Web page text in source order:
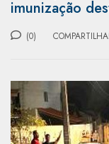
imunização
(0)